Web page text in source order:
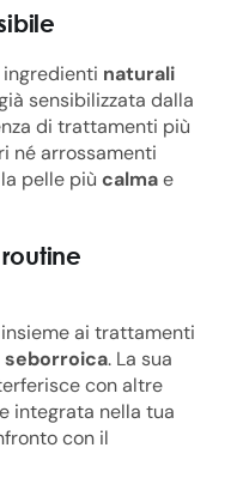
naturali
sensibilizzata dalla
di trattamenti più
né arrossamenti
pelle più calmae
ai trattamenti
. La sua
con altre
integrata nella tua
con il